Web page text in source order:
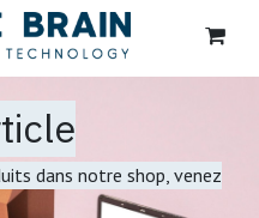
dans notre shop, venez